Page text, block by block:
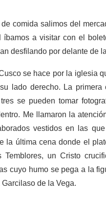
comida salimos del
a visitar con el
desfilando por delante de
se hace por la iglesia
lado derecho. La
se pueden tomar
Me llamaron la
vestidos en las
la última cena donde el
un Cristo
cuyo humo se pega a la
de la Vega.